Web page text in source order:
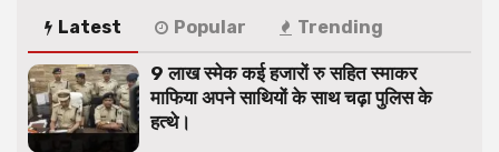
Latest Popular Trending
9 लाख स्मेक कई हजारों रु सहित स्माकर
माफिया अपने साथियों के साथ चढ़ा पुलिस के
हत्थे।